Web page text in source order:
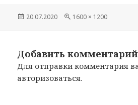
Опубликовано
20.07.2020
Полный
1600 × 1200
Добавить комментарий
Для отправки комментария
авторизоваться.